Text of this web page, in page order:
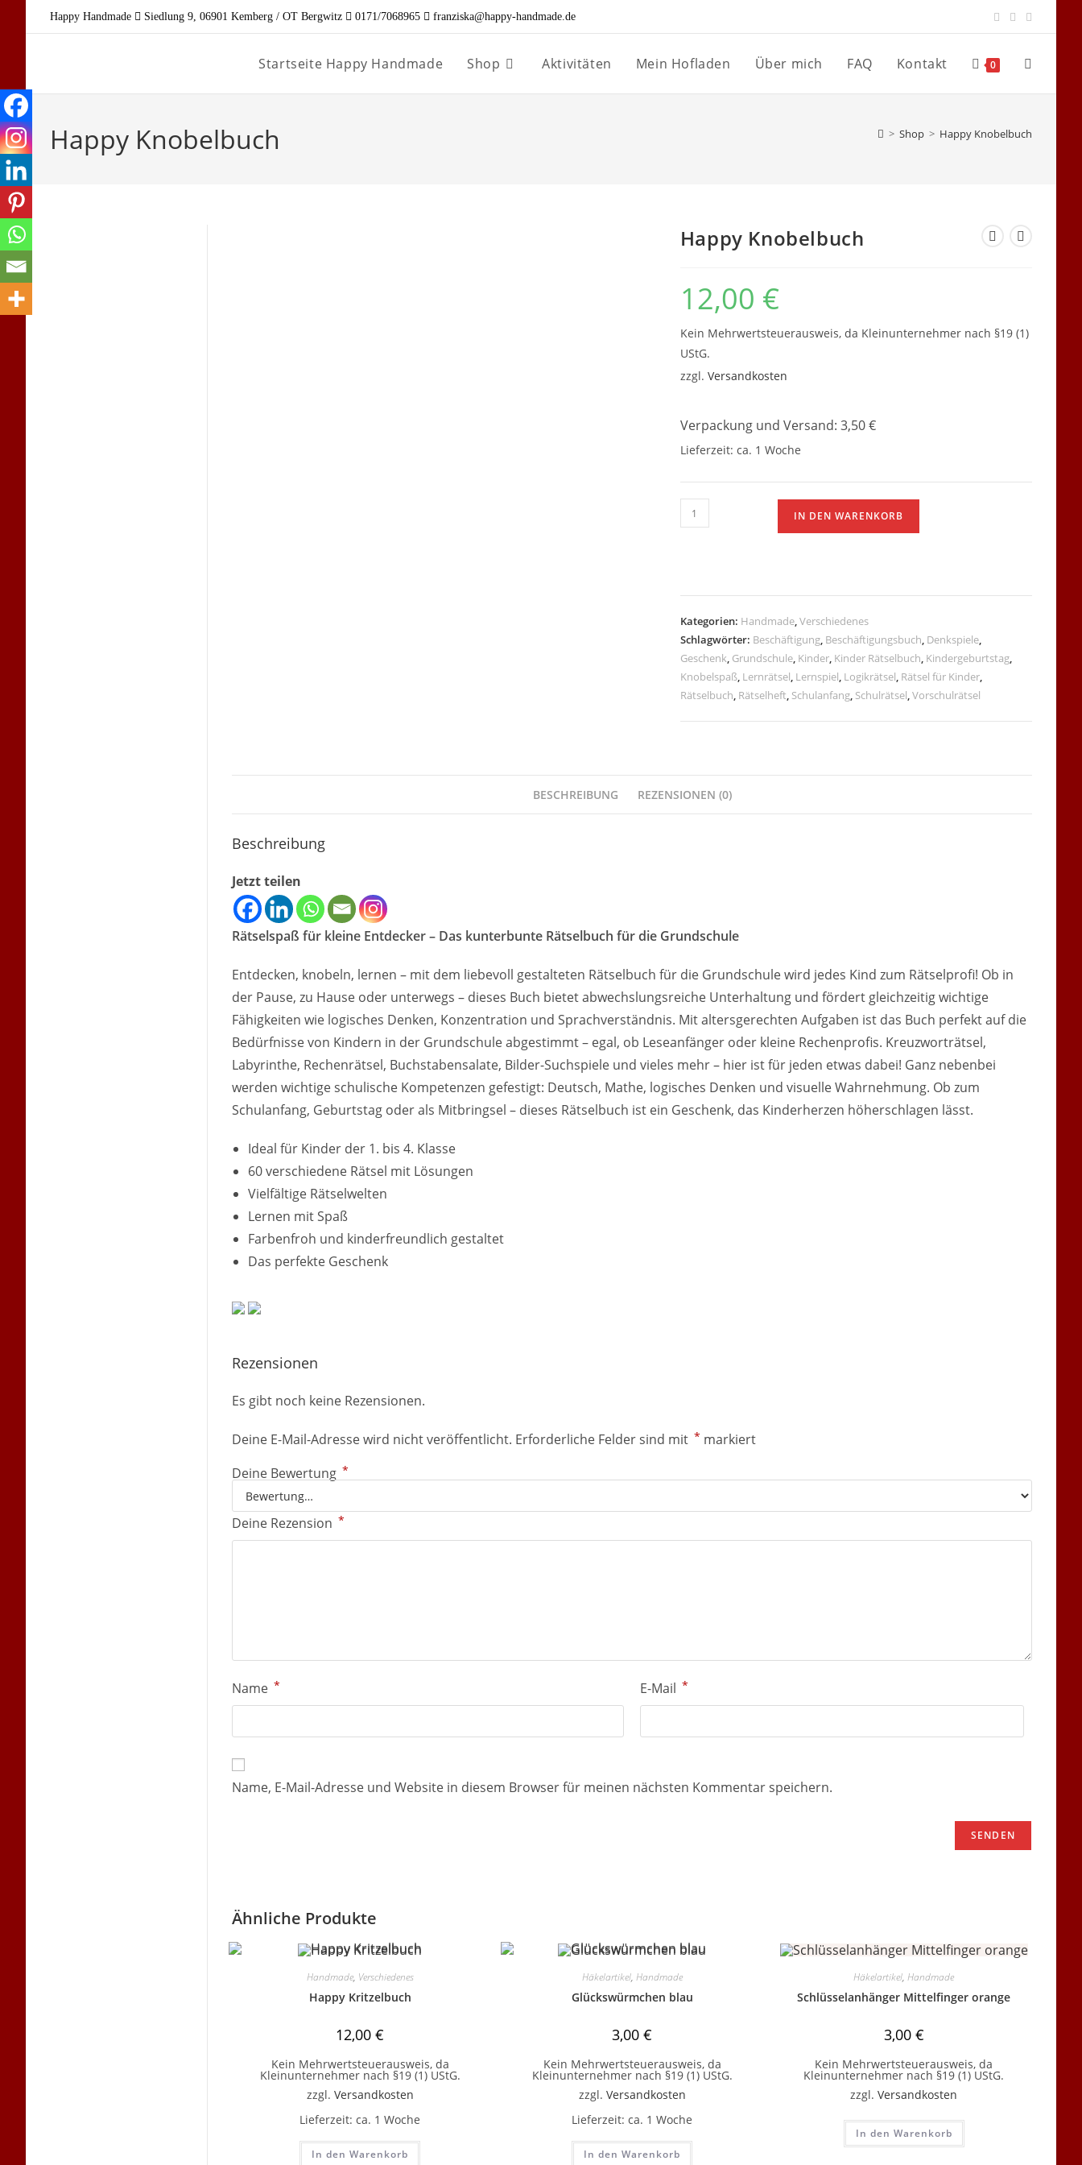
Inhalt
Happy Handmade Siedlung 9, 06901 Kemberg / OT Bergwitz 0171/7068965 franziska@happy-handmade.de
Startseite Happy Handmade Shop Aktivitäten Mein Hofladen Über mich FAQ Kontakt 0 Website-
Happy Knobelbuch > Shop > Happy Knobelbuch
Happy Knobelbuch
12,00 €
Kein Mehrwertsteuerausweis, da Kleinunternehmer nach §19 (1)
UStG.
zzgl. Versandkosten
Verpackung und Versand: 3,50 €
Lieferzeit: ca. 1 Woche
Happy
Knobelbuch
IN DEN WARENKORB
Kategorien: Handmade,Verschiedenes
Schlagwörter: Beschäftigung, Beschäftigungsbuch, Denkspiele,
Geschenk, Grundschule, Kinder, Kinder Rätselbuch, Kindergeburtstag,
Knobelspaß, Lernrätsel, Lernspiel, Logikrätsel, Rätsel für Kinder,
Rätselbuch, Rätselheft, Schulanfang, Schulrätsel,Vorschulrätsel
BESCHREIBUNG REZENSIONEN (0)
Beschreibung
Jetzt teilen
Rätselspaß für kleine Entdecker – Das kunterbunte Rätselbuch für die Grundschule
Entdecken, knobeln, lernen – mit dem liebevoll gestalteten Rätselbuch für die Grundschule wird jedes Kind zum Rätselprofi! Ob in
der Pause, zu Hause oder unterwegs – dieses Buch bietet abwechslungsreiche Unterhaltung und fördert gleichzeitig wichtige
Fähigkeiten wie logisches Denken, Konzentration und Sprachverständnis. Mit altersgerechten Aufgaben ist das Buch perfekt auf die
Bedürfnisse von Kindern in der Grundschule abgestimmt – egal, ob Leseanfänger oder kleine Rechenprofis. Kreuzworträtsel,
Labyrinthe, Rechenrätsel, Buchstabensalate, Bilder-Suchspiele und vieles mehr – hier ist für jeden etwas dabei! Ganz nebenbei
werden wichtige schulische Kompetenzen gefestigt: Deutsch, Mathe, logisches Denken und visuelle Wahrnehmung. Ob zum
Schulanfang, Geburtstag oder als Mitbringsel – dieses Rätselbuch ist ein Geschenk, das Kinderherzen höherschlagen lässt.
Ideal für Kinder der 1. bis 4. Klasse
60 verschiedene Rätsel mit Lösungen
Vielfältige Rätselwelten
Lernen mit Spaß
Farbenfroh und kinderfreundlich gestaltet
Das perfekte Geschenk
Rezensionen
Es gibt noch keine Rezensionen.
Deine E-Mail-Adresse wird nicht veröffentlicht. Erforderliche Felder sind mit * markiert
Deine Bewertung *
Deine Rezension *
Name * E-Mail *
Name, E-Mail-Adresse und Website in diesem Browser für meinen nächsten Kommentar speichern.
Ähnliche Produkte
Handmade, Verschiedenes
Happy Kritzelbuch
12,00€
Kein Mehrwertsteuerausweis, da
Kleinunternehmer nach §19 (1) UStG.
zzgl. Versandkosten
Lieferzeit:ca. 1 Woche
In den Warenkorb
Häkelartikel, Handmade
Glückswürmchen blau
3,00€
Kein Mehrwertsteuerausweis, da
Kleinunternehmer nach §19 (1) UStG.
zzgl. Versandkosten
Lieferzeit:ca. 1 Woche
In den Warenkorb
Häkelartikel,Handmade
Schlüsselanhänger Mittelfinger orange
3,00 €
Kein Mehrwertsteuerausweis, da
Kleinunternehmer nach §19 (1) UStG.
zzgl.Versandkosten
In den Warenkorb